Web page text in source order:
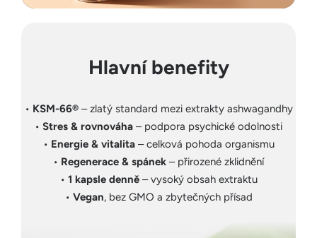
Hlavní benefity
• KSM-66®– zlatý standard mezi extrakty ashwagandhy
• Stres & rovnováha – podpora psychické odolnosti
• Energie & vitalita– celková pohoda organismu
• Regenerace & spánek – přirozené zklidnění
• 1 kapsle denně– vysoký obsah extraktu
• Vegan, bez GMO a zbytečných přísad